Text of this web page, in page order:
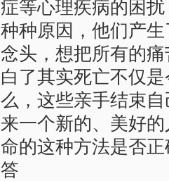
症等心理疾病的困
种种原因，他们产
念头，想把所有的
白了其实死亡不仅
么，这些亲手结束
来一个新的、美好
命的这种方法是否正
答